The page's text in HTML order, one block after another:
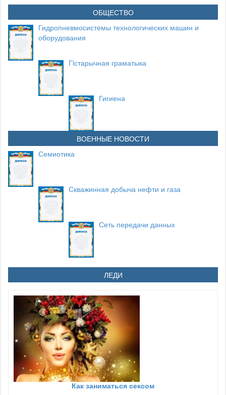
ОБЩЕСТВО
Гидропневмосистемы технологических машин и
оборудования
Гiстарычная граматыка
Гигиена
ВОЕННЫЕ НОВОСТИ
Семиотика
Скважинная добыча нефти и газа
Сеть передачи данных
ЛЕДИ
Как заниматься сексом